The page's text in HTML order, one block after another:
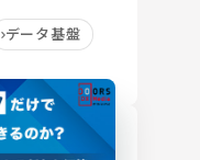
データ基盤